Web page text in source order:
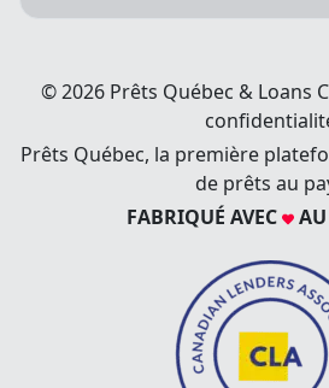
© 2026 Prêts Québec & Loans
Prêts Québec, la première
de prêts au
FABRIQUÉ AVEC